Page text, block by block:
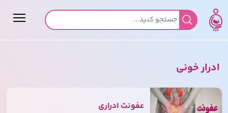
جستجو برای:
ادرار خونی
عفونت ادراری